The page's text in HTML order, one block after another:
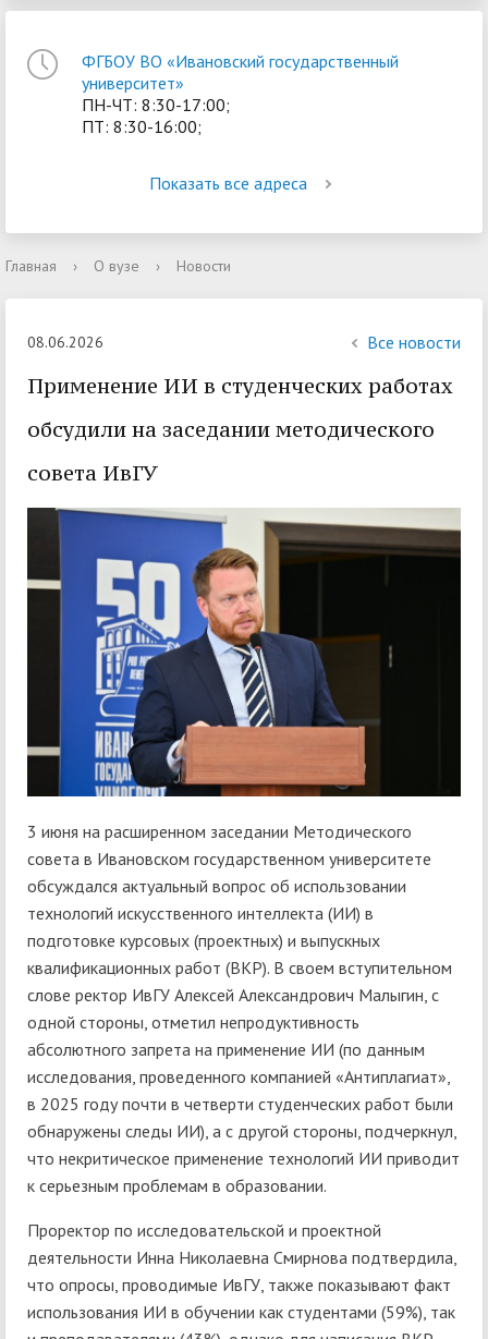
ФГБОУ ВО «Ивановский государственный
университет»
ПН-ЧТ: 8:30-17:00;
ПТ: 8:30-16:00;
Показать все адреса
Главная › О вузе › Новости
08.06.2026 Все новости
Применение ИИ в студенческих работах
обсудили на заседании методического
совета ИвГУ
3 июня на расширенном заседании Методического
совета в Ивановском государственном университете
обсуждался актуальный вопрос об использовании
технологий искусственного интеллекта (ИИ) в
подготовке курсовых (проектных) и выпускных
квалификационных работ (ВКР). В своем вступительном
слове ректор ИвГУ Алексей Александрович Малыгин, с
одной стороны, отметил непродуктивность
абсолютного запрета на применение ИИ (по данным
исследования, проведенного компанией «Антиплагиат»,
в 2025 году почти в четверти студенческих работ были
обнаружены следы ИИ), а с другой стороны, подчеркнул,
что некритическое применение технологий ИИ приводит
к серьезным проблемам в образовании.
Проректор по исследовательской и проектной
деятельности Инна Николаевна Смирнова подтвердила,
что опросы, проводимые ИвГУ, также показывают факт
использования ИИ в обучении как студентами (59%), так